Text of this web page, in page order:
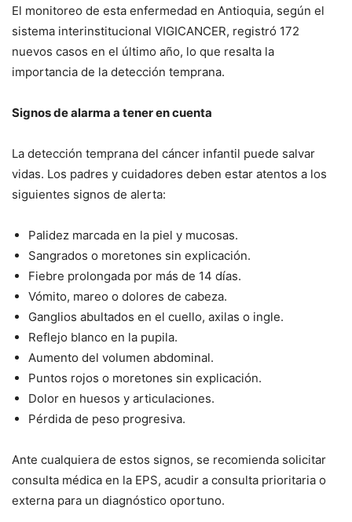
El monitoreo de esta enfermedad en Antioquia, según el
sistema interinstitucional VIGICANCER, registró 172
nuevos casos en el último año, lo que resalta la
importancia de la detección temprana.
Signos de alarma a tener en cuenta
La detección temprana del cáncer infantil puede salvar
vidas. Los padres y cuidadores deben estar atentos a los
siguientes signos de alerta:
Palidez marcada en la piel y mucosas.
Sangrados o moretones sin explicación.
Fiebre prolongada por más de 14 días.
Vómito, mareo o dolores de cabeza.
Ganglios abultados en el cuello, axilas o ingle.
Reflejo blanco en la pupila.
Aumento del volumen abdominal.
Puntos rojos o moretones sin explicación.
Dolor en huesos y articulaciones.
Pérdida de peso progresiva.
Ante cualquiera de estos signos, se recomienda solicitar
consulta médica en la EPS, acudir a consulta prioritaria o
externa para un diagnóstico oportuno.